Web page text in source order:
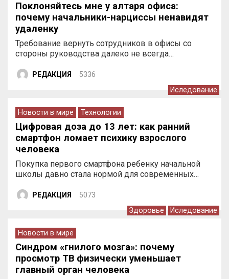
Поклоняйтесь мне у алтаря офиса:
почему начальники-нарциссы ненавидят
удаленку
Требование вернуть сотрудников в офисы со
стороны руководства далеко не всегда…
РЕДАКЦИЯ 5336
Иследование
Новости в мире Технологии
Цифровая доза до 13 лет: как ранний
смартфон ломает психику взрослого
человека
Покупка первого смартфона ребенку начальной
школы давно стала нормой для современных…
РЕДАКЦИЯ 5073
Здоровье Иследование
Новости в мире
Синдром «гнилого мозга»: почему
просмотр ТВ физически уменьшает
главный орган человека